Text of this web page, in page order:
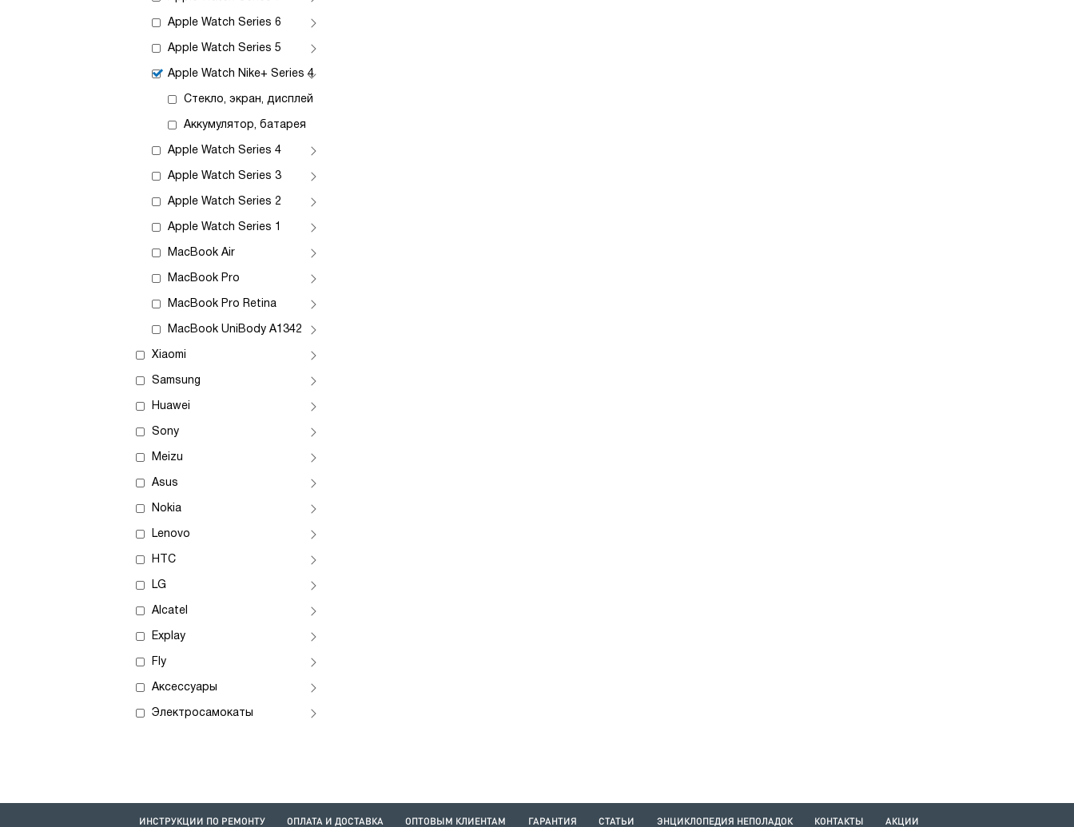
Apple Watch Series 6
Apple Watch Series 5
Apple Watch Nike+ Series 4
Стекло, экран, дисплей
Аккумулятор, батарея
Apple Watch Series 4
Apple Watch Series 3
Apple Watch Series 2
Apple Watch Series 1
MacBook Air
MacBook Pro
MacBook Pro Retina
MacBook UniBody A1342
Xiaomi
Samsung
Huawei
Sony
Meizu
Asus
Nokia
Lenovo
HTC
LG
Alcatel
Explay
Fly
Аксессуары
Электросамокаты
ИНСТРУКЦИИ ПО РЕМОНТУ ОПЛАТА И ДОСТАВКА ОПТОВЫМ КЛИЕНТАМ ГАРАНТИЯ СТАТЬИ ЭНЦИКЛОПЕДИЯ НЕПОЛАДОК КОНТАКТЫ АКЦИИ